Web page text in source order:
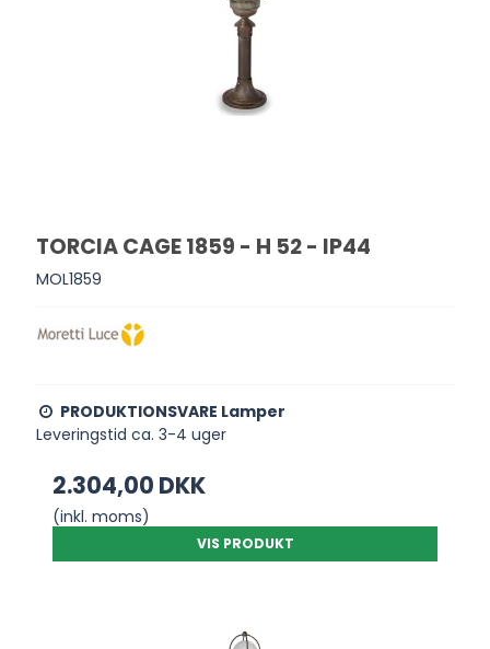
TORCIA CAGE 1859 - H 52 - IP44
MOL1859
PRODUKTIONSVARE Lamper
Leveringstid ca. 3-4 uger
2.304,00 DKK
(inkl. moms)
VIS PRODUKT